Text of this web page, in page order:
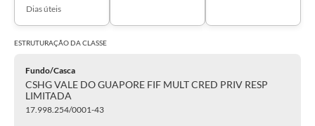
Dias úteis
ESTRUTURAÇÃO DACLASSE
Fundo/Casca
CSHG VALE DO GUAPORE FIF MULT CRED PRIV RESP
LIMITADA
17.998.254/0001-43